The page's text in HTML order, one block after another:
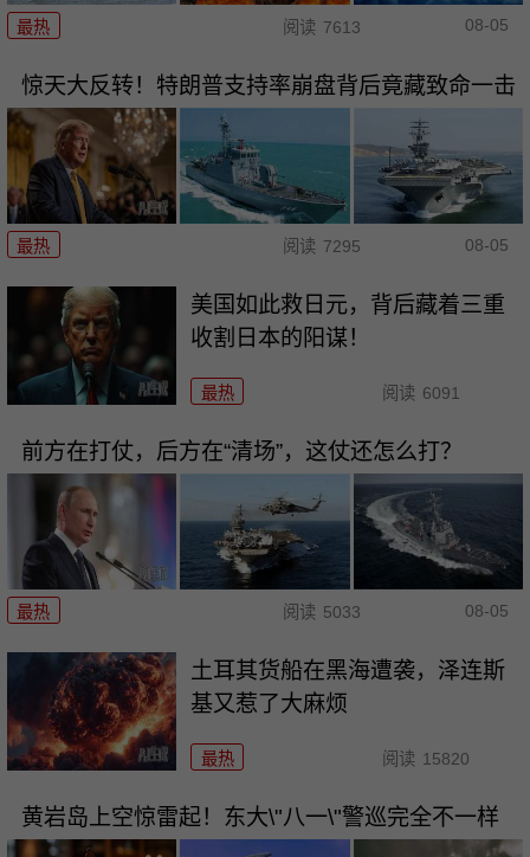
最热 阅读 7613 08-05
惊天大反转！特朗普支持率崩盘背后竟藏致命一击
最热 阅读 7295 08-05
美国如此救日元，背后藏着三重
收割日本的阳谋！
最热 阅读 6091
前方在打仗，后方在“清场”，这仗还怎么打？
最热 阅读 5033 08-05
土耳其货船在黑海遭袭，泽连斯
基又惹了大麻烦
最热 阅读 15820
黄岩岛上空惊雷起！东大\"八一\"警巡完全不一样